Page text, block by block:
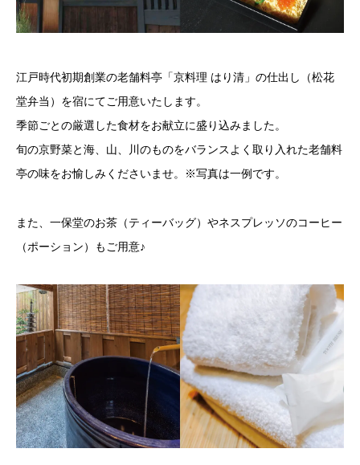
江戸時代初期創業の老舗料亭「京料理 はり清」の仕出し（松花
堂弁当）を宿にてご用意いたします。
季節ごとの厳選した食材をお献立に盛り込みました。
旬の京野菜と海、山、川のものをバランスよく取り入れた老舗料
亭の味をお愉しみくださいませ。※写真は一例です。
また、一保堂のお茶（ティーバッグ）やネスプレッソのコーヒー
（ポーション）もご用意♪